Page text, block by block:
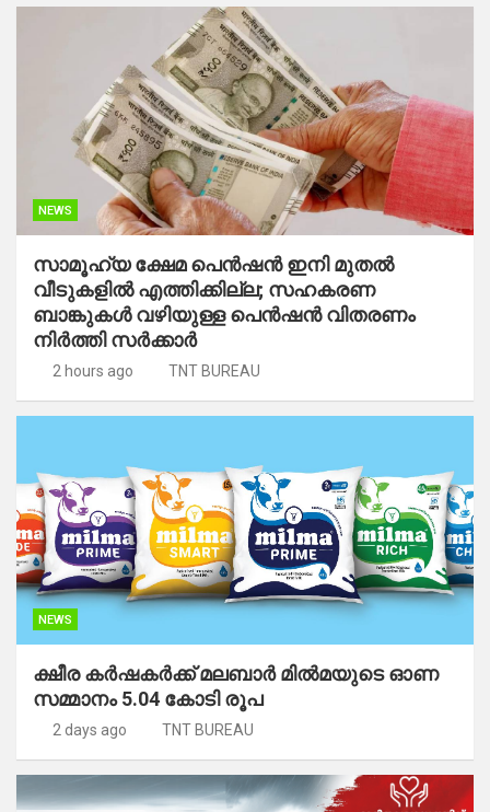
NEWS
സാമൂഹ്യ ക്ഷേമ പെൻഷൻ ഇനി മുതൽ
വീടുകളിൽ എത്തിക്കില്ല; സഹകരണ
ബാങ്കുകൾ വഴിയുള്ള പെൻഷൻ വിതരണം
നിർത്തി സർക്കാർ
2 hours ago TNT BUREAU
NEWS
ക്ഷീര കര്‍ഷകര്‍ക്ക് മലബാര്‍ മില്‍മയുടെ ഓണ
സമ്മാനം 5.04 കോടി രൂപ
2 days ago TNT BUREAU